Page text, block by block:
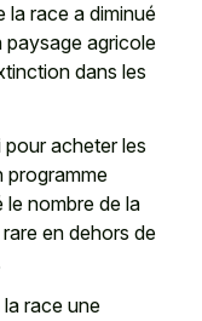
la race a diminué
paysage agricole
dans les
acheter les
programme
nombre de la
en dehors de
race une